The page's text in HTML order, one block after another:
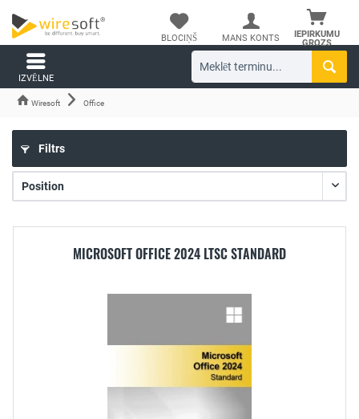
IEPIRKUMU
GROZS
BLOCIŅŠ MANS KONTS
IZVĒLNE
Wiresoft Office
Filtrs
MICROSOFT OFFICE 2024 LTSC STANDARD